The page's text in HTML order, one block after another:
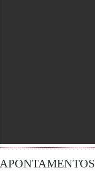
APONTAMENTOS